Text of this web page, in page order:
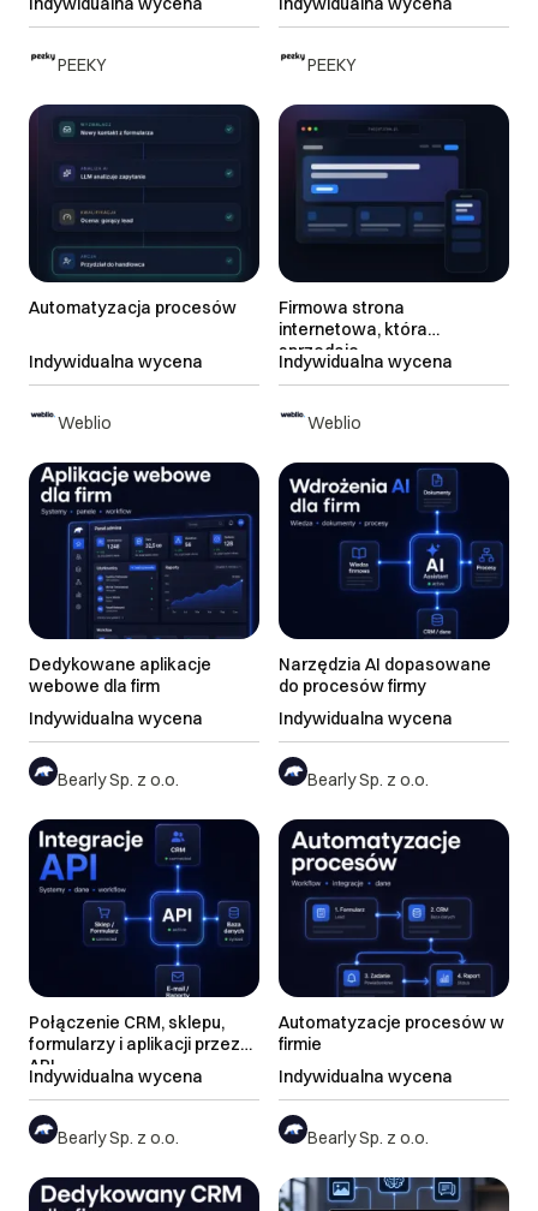
PEEKY
Wordpress
PEEKY
Weblio
Automatyzacja procesów
Indywidualna wycena
Weblio
Firmowa strona
internetowa, która
sprzedaje
Indywidualna wycena
Bearly Sp. z o.o.
Dedykowane aplikacje
webowe dla firm
Indywidualna wycena
Bearly Sp. z o.o.
Narzędzia AI dopasowane
do procesów firmy
Indywidualna wycena
Bearly Sp. z o.o.
Połączenie CRM, sklepu,
formularzy i aplikacji przez
API
Indywidualna wycena
Bearly Sp. z o.o.
Automatyzacje procesów w
firmie
Indywidualna wycena